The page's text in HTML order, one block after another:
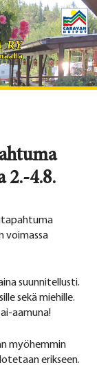
2.-4.8.
voimassa
suunnitellusti.
sekä miehille.
aamuna!
myöhemmin
erikseen.